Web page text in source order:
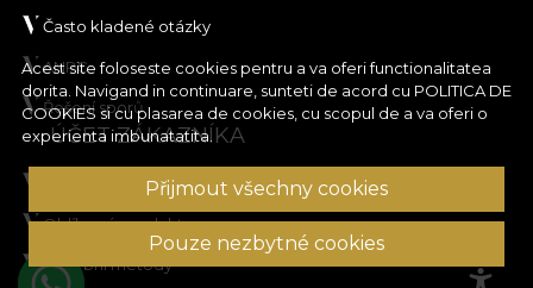
Acest site foloseste cookies pentru a va oferi functionalitatea
dorita. Navigand in continuare, sunteti de acord cu POLITICA DE
COOKIES si cu plasarea de cookies, cu scopul de a va oferi o
experienta imbunatatita.
Přijmout všechny cookies
Pouze nezbytné cookies
Často kladené otázky
ANPC
Řešení sporů
ÚČET ZÁKAZNÍKA
Historie objednávek
Oblíbené produkty
Platební metody